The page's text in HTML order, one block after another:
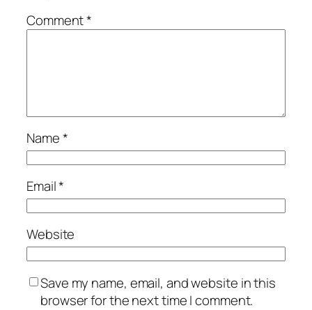
Comment*
Name*
Email*
Website
Save my name, email, and website in this
browser for the next time I comment.